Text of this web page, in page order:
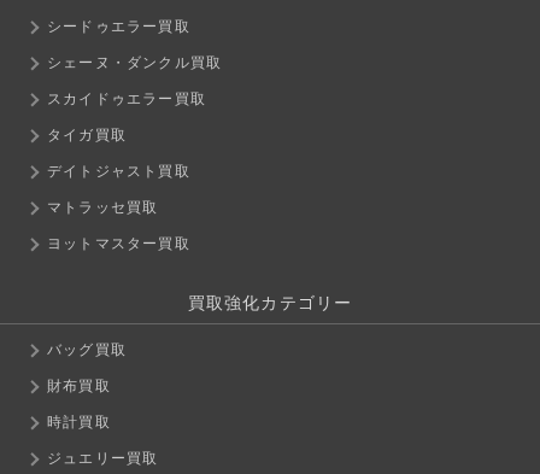
シードゥエラー買取
シェーヌ・ダンクル買取
スカイドゥエラー買取
タイガ買取
デイトジャスト買取
マトラッセ買取
ヨットマスター買取
買取強化カテゴリー
バッグ買取
財布買取
時計買取
ジュエリー買取